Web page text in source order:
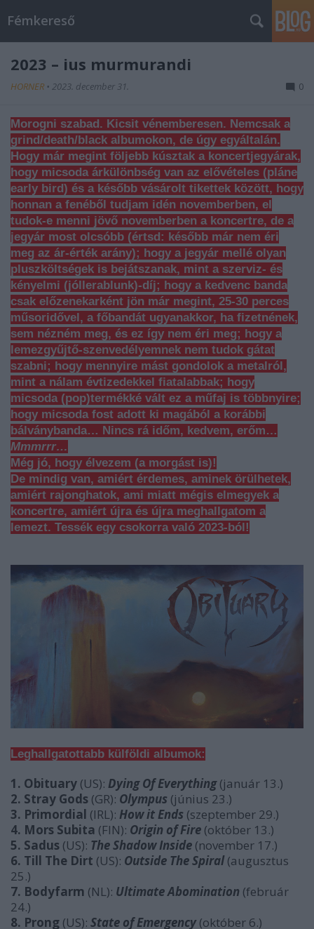
Fémkereső
2023 – ius murmurandi
HORNER • 2023. december 31. 0
Morogni szabad. Kicsit vénemberesen. Nemcsak a
grind/death/black albumokon, de úgy egyáltalán.
Hogy már megint följebb kúsztak a koncertjegyárak,
hogy micsoda árkülönbség van az elővételes (pláne
early bird) és a később vásárolt tikettek között, hogy
honnan a fenéből tudjam idén novemberben, el
tudok-e menni jövő novemberben a koncertre, de a
jegyár most olcsóbb (értsd: később már nem éri
meg az ár-érték arány); hogy a jegyár mellé olyan
pluszköltségek is bejátszanak, mint a szerviz- és
kényelmi (jóllerablunk)-díj; hogy a kedvenc banda
csak előzenekarként jön már megint, 25-30 perces
műsoridővel, a főbandát ugyanakkor, ha fizetnének,
sem nézném meg, és ez így nem éri meg; hogy a
lemezgyűjtő-szenvedélyemnek nem tudok gátat
szabni; hogy mennyire mást gondolok a metalról,
mint a nálam évtizedekkel fiatalabbak; hogy
micsoda (pop)termékké vált ez a műfaj is többnyire;
hogy micsoda fost adott ki magából a korábbi
bálványbanda… Nincs rá időm, kedvem, erőm…
Mmmrrr…
Még jó, hogy élvezem (a morgást is)!
De mindig van, amiért érdemes, aminek örülhetek,
amiért rajonghatok, ami miatt mégis elmegyek a
koncertre, amiért újra és újra meghallgatom a
lemezt. Tessék egy csokorra való 2023-ból!
Leghallgatottabb külföldi albumok:
1. Obituary (US): Dying Of Everything(január 13.)
2. Stray Gods (GR): Olympus (június 23.)
3. Primordial (IRL): How it Ends (szeptember 29.)
4. Mors Subita (FIN): Origin of Fire (október 13.)
5. Sadus (US): The Shadow Inside (november 17.)
6. Till The Dirt (US): Outside The Spiral (augusztus
25.)
7. Bodyfarm (NL): Ultimate Abomination (február
24.)
8. Prong (US): State of Emergency (október 6.)